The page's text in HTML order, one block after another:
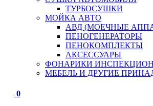
ТУРБОСУШКИ
МОЙКА АВТО
АВД (МОЕЧНЫЕ
ПЕНОГЕНЕРАТОРЫ
ПЕНОКОМПЛЕКТЫ
АКСЕССУАРЫ
ФОНАРИКИ
МЕБЕЛЬ И ДРУГИЕ
0